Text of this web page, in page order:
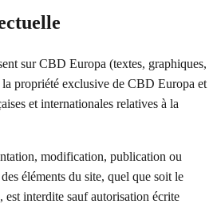
sur CBD Europa (textes, graphiques,
la propriété exclusive de CBD Europa et
et internationales relatives à la
modification, publication ou
éléments du site, quel que soit le
interdite sauf autorisation écrite